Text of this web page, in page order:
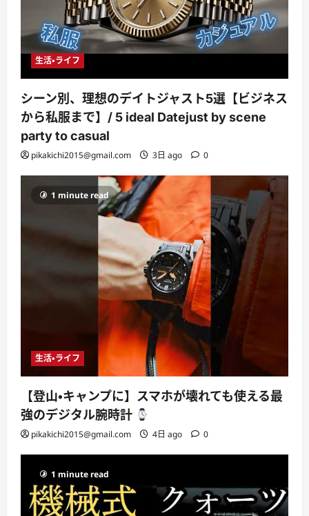
生活・ライフ
シーン別、理想のデイトジャスト5選【ビジネス
から私服まで】/ 5 ideal Datejust by scene
party to casual
pikakichi2015@gmail.com 3日 ago 0
1 minute read
生活・ライフ
【登山・キャンプに】スマホが壊れても使える最
強のデジタル腕時計
pikakichi2015@gmail.com 4日 ago 0
1 minute read